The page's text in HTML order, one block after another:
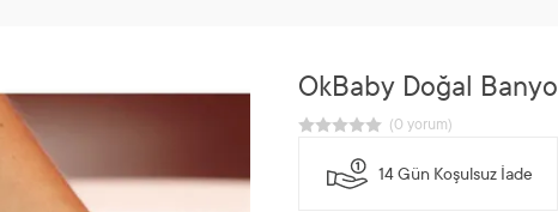
OkBaby Doğal
14 Gün Koşulsuz İade